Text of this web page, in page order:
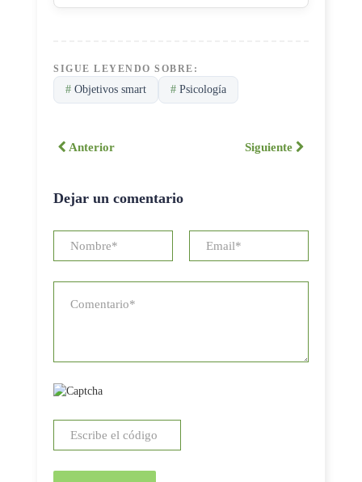
SIGUE LEYENDO SOBRE:
# Objetivos smart # Psicología
Anterior Siguiente
Dejar un comentario